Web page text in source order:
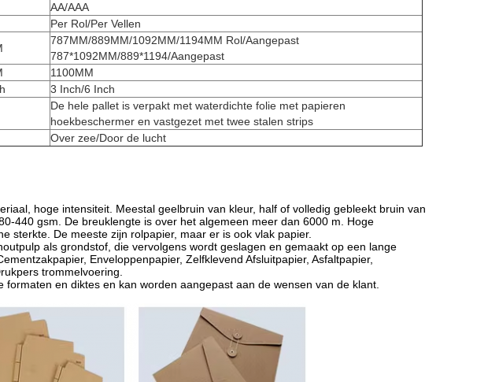
AA/AAA
Per Rol/Per Vellen
787MM/889MM/1092MM/1194MM Rol/Aangepast
787*1092MM/889*1194/Aangepast
1100MM
3 Inch/6 Inch
De hele pallet is verpakt met waterdichte folie met papieren
hoekbeschermer en vastgezet met twee stalen strips
Over zee/Door de lucht
hoge intensiteit. Meestal geelbruin van kleur, half of volledig gebleekt bruin van
440 gsm. De breuklengte is over het algemeen meer dan 6000 m. Hoge
sterkte. De meeste zijn rolpapier, maar er is ook vlak papier.
als grondstof, die vervolgens wordt geslagen en gemaakt op een lange
Enveloppenpapier, Zelfklevend Afsluitpapier, Asfaltpapier,
trommelvoering.
en diktes en kan worden aangepast aan de wensen van de klant.